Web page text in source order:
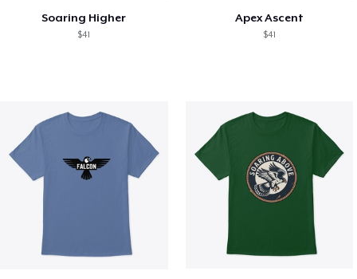
Soaring Higher
$41
Apex Ascent
$41